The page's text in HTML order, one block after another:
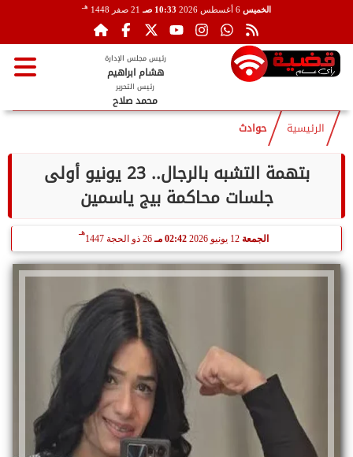
الخميس 10:33 صـ 21 صفر 1448 هـ
رئيس مجلس الإدارة
هشام ابراهيم
رئيس التحرير
محمد صلاح
الرئيسية حوادث
بتهمة التشبه بالرجال.. 23 يونيو أولى
جلسات محاكمة بيج ياسمين
الجمعة 12 يونيو 2026 02:42 مـ 26 ذو الحجة 1447
هـ